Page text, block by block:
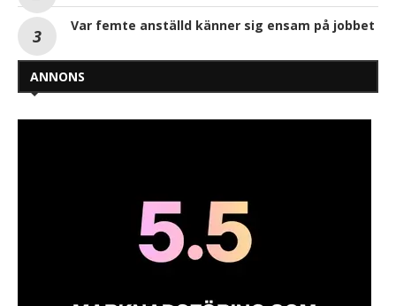
Var femte anställd känner sig ensam på jobbet
ANNONS